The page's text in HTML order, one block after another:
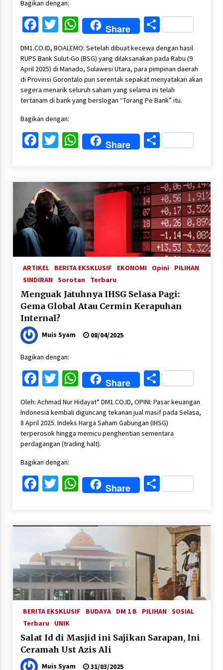
Bagikan dengan:
Facebook
Twitter
WhatsApp
Share Share
DM1.CO.ID, BOALEMO: Setelah dibuat kecewa dengan hasil
RUPS Bank Sulut-Go (BSG) yang dilaksanakan pada Rabu (9
April 2025) di Manado, Sulawesi Utara, para pimpinan daerah
di Provinsi Gorontalo pun serentak sepakat menyatakan akan
segera menarik seluruh saham yang selama ini telah
tertanam di bank yang berslogan “Torang Pe Bank” itu.
Bagikan dengan:
Facebook
Twitter
WhatsApp
Share Share
ARTIKEL BERITA EKSKLUSIF EKONOMI Opini
PILIHAN
SINDIRAN Sorotan Terbaru
Menguak Jatuhnya IHSG Selasa Pagi:
Gema Global Atau Cermin Kerapuhan
Internal?
Muis Syam 08/04/2025
Bagikan dengan:
Facebook
Twitter
WhatsApp
Share Share
Oleh: Achmad Nur Hidayat* DM1.CO.ID, OPINI: Pasar keuangan
Indonesia kembali diguncang tekanan jual masif pada Selasa,
8 April 2025. Indeks Harga Saham Gabungan (IHSG)
terperosok hingga memicu penghentian sementara
perdagangan (trading halt).
Bagikan dengan:
Facebook
Twitter
WhatsApp
Share Share
BERITA EKSKLUSIF BUDAYA DM 1 B PILIHAN SOSIAL
Terbaru
UNIK
Salat Id di Masjid ini Sajikan Sarapan, Ini
Ceramah Ust Azis Ali
Muis Syam 31/03/2025